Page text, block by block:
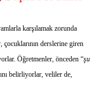
karşılamak zorunda
derslerine giren
Öğretmenler, önceden “şu
belirliyorlar, veliler de,